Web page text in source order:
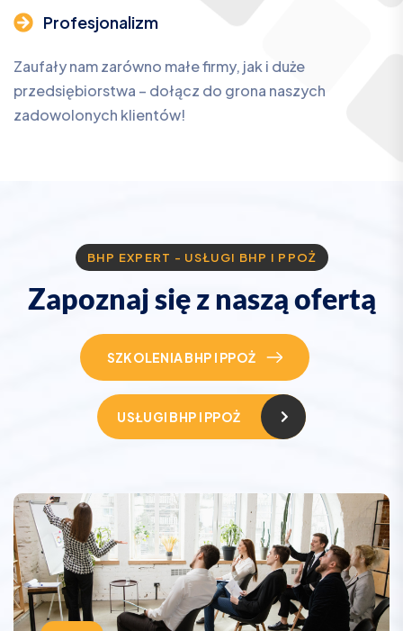
Profesjonalizm
Zaufały nam zarówno małe firmy, jak i duże
przedsiębiorstwa – dołącz do grona naszych
zadowolonych klientów!
BHP EXPERT - USŁUGI BHP I PPOŻ
Zapoznajsięz nasząofertą
SZKOLENIA BHP I PPOŻ
USŁUGI BHP I PPOŻ